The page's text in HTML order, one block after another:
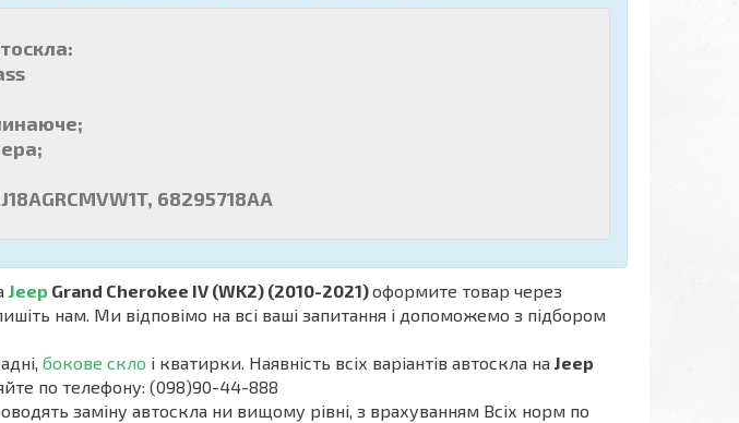
68295718AA
Jeep Grand Cherokee IV (WK2) (2010-2021)оформите товар через
нам. Ми відповімо на всі ваші запитання і допоможемо з підбором
бокове скло і кватирки. Наявність всіх варіантів автоскла на Jeep
по телефону: (098)90-44-888
заміну автоскла ни вищому рівні, з врахуванням Всіх норм по